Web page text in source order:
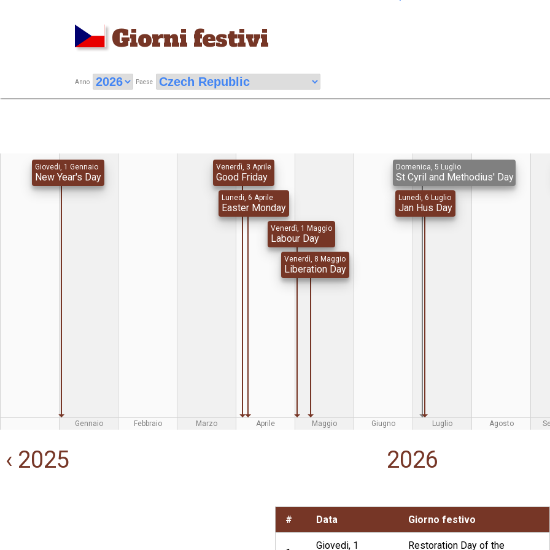
Giorni festivi
Anno Paese
Giovedi, 1 Gennaio
New Year's Day
Venerdì, 3 Aprile
Good Friday
Lunedi, 6 Aprile
Easter Monday
Venerdì, 1 Maggio
Labour Day
Venerdì, 8 Maggio
Liberation Day
Domenica, 5 Luglio
St Cyril and Methodius' Day
Lunedi, 6 Luglio
Jan Hus Day
Gennaio Febbraio Marzo Aprile Maggio Giugno Luglio Agosto
‹ 2025 2026
# Data Giorno festivo
Giovedi, 1 Restoration Day of the